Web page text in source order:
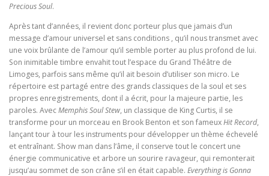
Precious Soul.
Après tant d’années, il revient donc porteur plus que jamais d’un
message d’amour universel et sans conditions , qu’il nous transmet avec
une voix brûlante de l’amour qu’il semble porter au plus profond de lui.
Son inimitable timbre envahit tout l’espace du Grand Théâtre de
Limoges, parfois sans même qu’il ait besoin d’utiliser son micro. Le
répertoire est partagé entre des grands classiques de la soul et ses
propres enregistrements, dont il a écrit, pour la majeure partie, les
paroles. AvecMemphis Soul Stew, un classique de King Curtis, il se
transforme pour un morceau en Brook Benton et son fameuxHit Record,
lançant tour à tour les instruments pour développer un thème échevelé
et entraînant. Show man dans l’âme, il conserve tout le concert une
énergie communicative et arbore un sourire ravageur, qui remonterait
jusqu’au sommet de son crâne s’il en était capable. Everything is Gonna